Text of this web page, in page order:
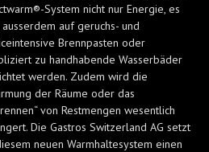
System nicht nur Energie, es
ausserdem auf geruchs- und
Brennpasten oder
zu handhabende Wasserbäder
werden. Zudem wird die
der Räume oder das
von Restmengen wesentlich
Die Gastros Switzerland AG setzt
neuen Warmhaltesystem einen